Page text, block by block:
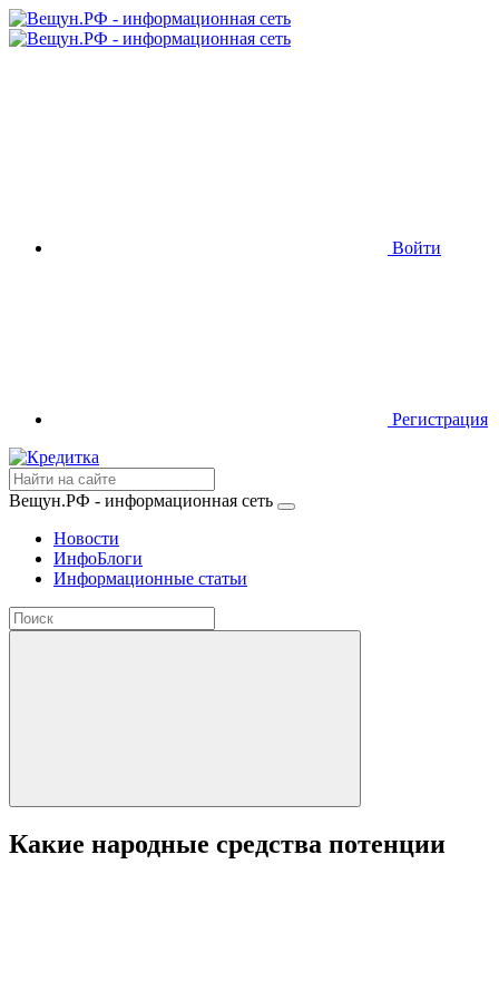
Войти
Регистрация
Вещун.РФ - информационная сеть
Новости
ИнфоБлоги
Информационные статьи
Какие народные средства потенции